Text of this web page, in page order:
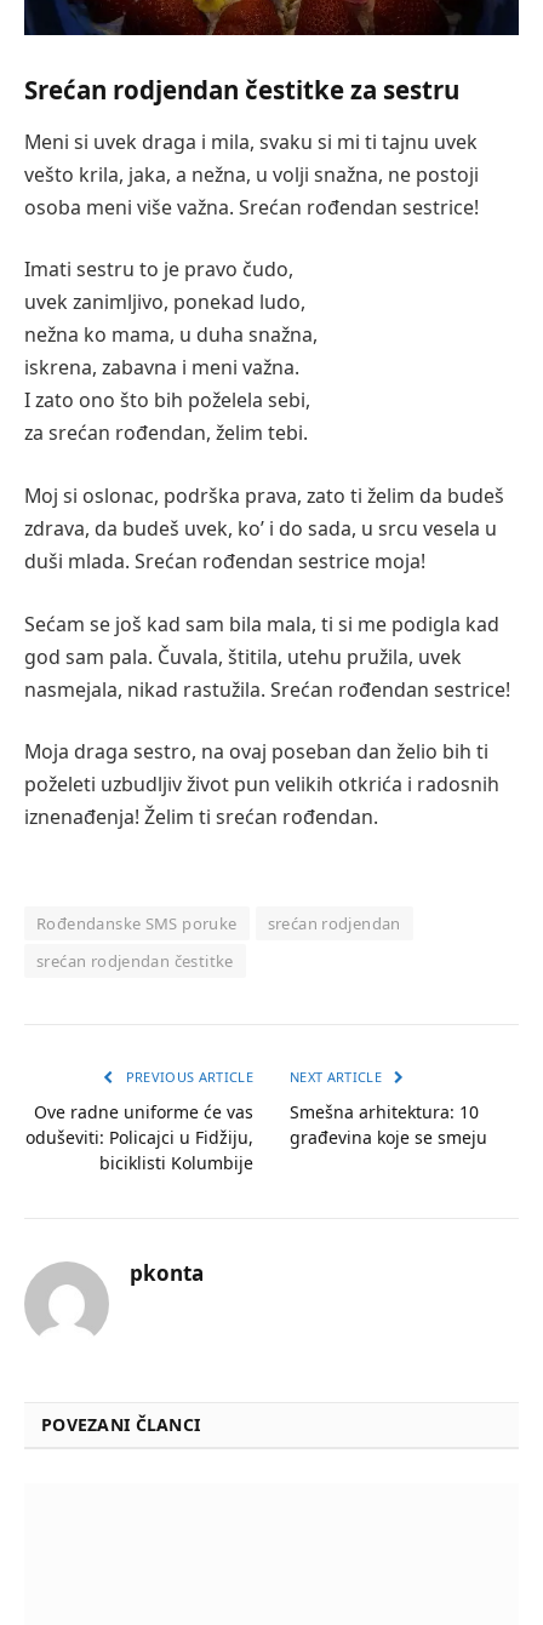
Srećan rodjendan čestitke za sestru
Meni si uvek draga i mila, svaku si mi ti tajnu uvek
vešto krila, jaka, a nežna, u volji snažna, ne postoji
osoba meni više važna. Srećan rođendan sestrice!
Imati sestru to je pravo čudo,
uvek zanimljivo, ponekad ludo,
nežna ko mama, u duha snažna,
iskrena, zabavna i meni važna.
I zato ono što bih poželela sebi,
za srećan rođendan, želim tebi.
Moj si oslonac, podrška prava, zato ti želim da budeš
zdrava, da budeš uvek, ko’ i do sada, u srcu vesela u
duši mlada. Srećan rođendan sestrice moja!
Sećam se još kad sam bila mala, ti si me podigla kad
god sam pala. Čuvala, štitila, utehu pružila, uvek
nasmejala, nikad rastužila. Srećan rođendan sestrice!
Moja draga sestro, na ovaj poseban dan želio bih ti
poželeti uzbudljiv život pun velikih otkrića i radosnih
iznenađenja! Želim ti srećan rođendan.
Rođendanske SMS poruke
srećan rodjendan
srećan rodjendan čestitke
PREVIOUS ARTICLE
Ove radne uniforme će vas
oduševiti: Policajci u Fidžiju,
biciklisti Kolumbije
NEXT ARTICLE
Smešna arhitektura: 10
građevina koje se smeju
pkonta
POVEZANI ČLANCI